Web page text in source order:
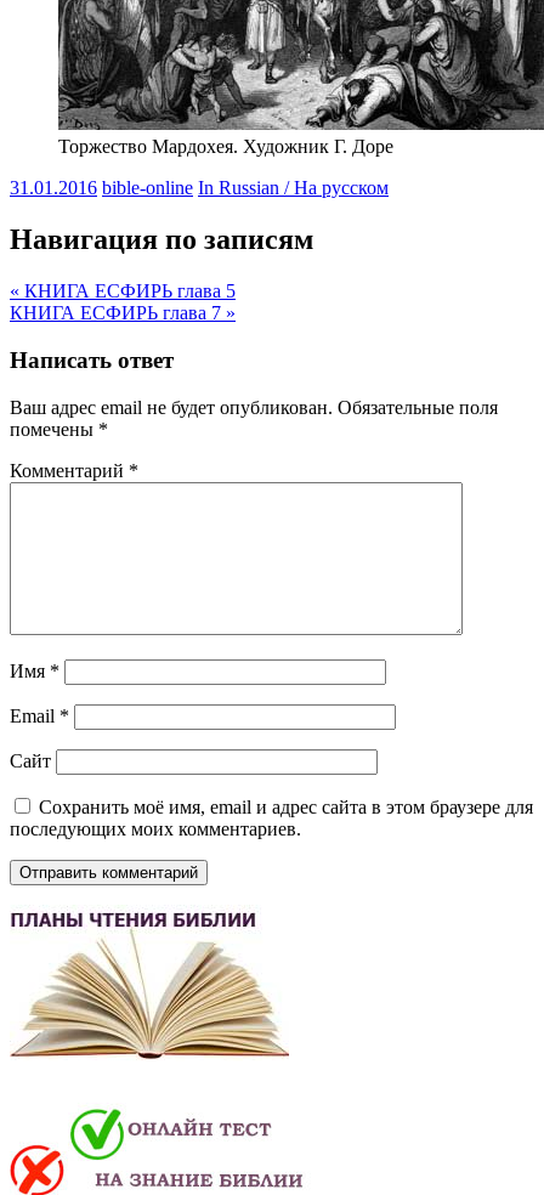
Торжество Мардохея. Художник Г. Доре
31.01.2016 bible-online In Russian / На русском
Навигация по записям
« КНИГА ЕСФИРЬ глава 5
КНИГА ЕСФИРЬ глава 7 »
Написать ответ
Ваш адрес email не будет опубликован. Обязательные поля
помечены *
Комментарий *
Имя *
Email *
Сайт
Сохранить моё имя, email и адрес сайта в этом браузере для
последующих моих комментариев.